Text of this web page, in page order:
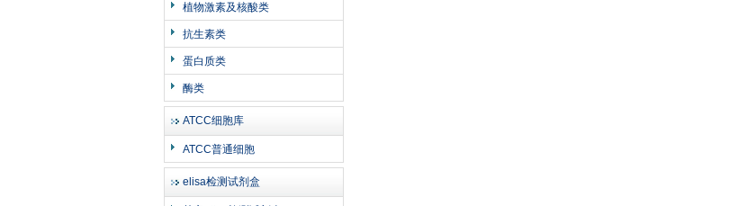
植物激素及核酸类
抗生素类
蛋白质类
酶类
ATCC细胞库
ATCC普通细胞
elisa检测试剂盒